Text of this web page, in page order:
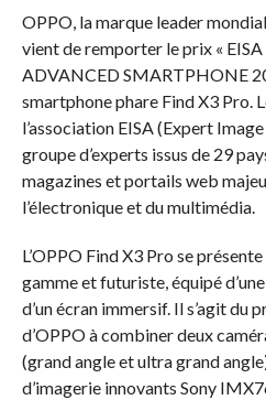
OPPO, la marque leader
vient de remporter le prix «
ADVANCED SMARTPHONE
smartphone phare Find X3 Pro.
l’association EISA (Expert
groupe d’experts issus de 29
magazines et portails web
l’électronique et du multimédia.
L’OPPO Find X3 Pro se
gamme et futuriste, équipé
d’un écran immersif. Il s’agit du
d’OPPO à combiner deux
(grand angle et ultra grand
d’imagerie innovants Sony